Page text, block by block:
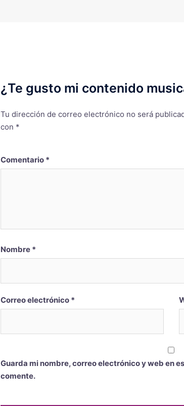
¿Te gusto mi contenido
Tu dirección de correo electrónico no será
con *
Comentario *
Nombre *
Correo electrónico *
Guarda mi nombre, correo electrónico y web en
comente.